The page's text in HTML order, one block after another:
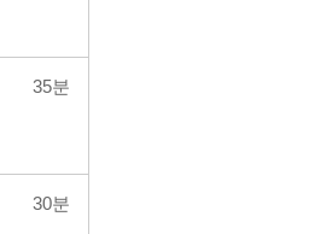
35분
30분